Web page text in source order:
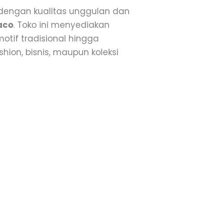
kualitas unggulan dan
. Toko ini menyediakan
tradisional hingga
bisnis, maupun koleksi